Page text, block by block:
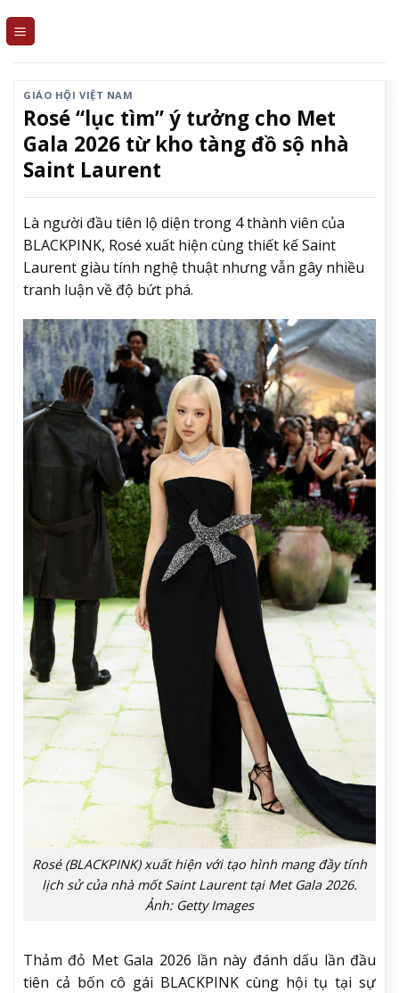
GIÁO HỘI VIỆT NAM
Rosé “lục tìm” ý tưởng cho Met
Gala 2026 từ kho tàng đồ sộ nhà
Saint Laurent
Là người đầu tiên lộ diện trong 4 thành viên của
BLACKPINK, Rosé xuất hiện cùng thiết kế Saint
Laurent giàu tính nghệ thuật nhưng vẫn gây nhiều
tranh luận về độ bứt phá.
Rosé (BLACKPINK) xuất hiện với tạo hình mang đầy tính
lịch sử của nhà mốt Saint Laurent tại Met Gala 2026.
Ảnh: Getty Images
Thảm đỏ Met Gala 2026 lần này đánh dấu lần đầu
tiên cả bốn cô gái BLACKPINK cùng hội tụ tại sự